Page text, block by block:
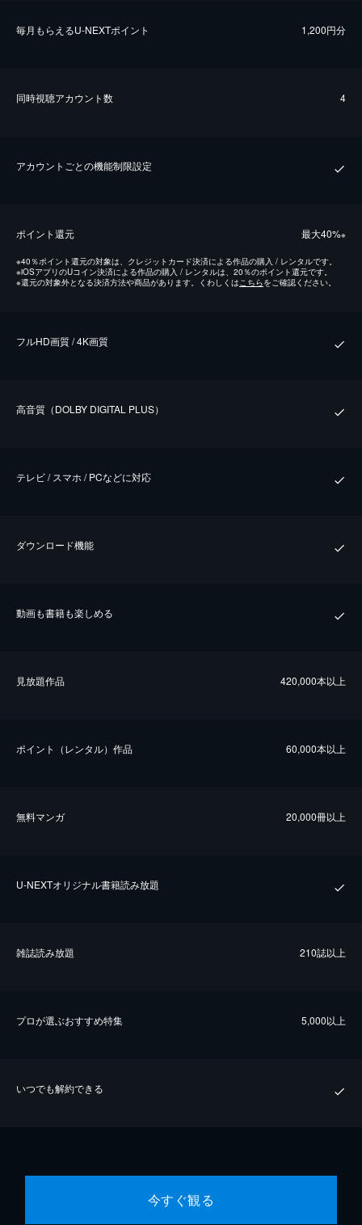
毎⽉もらえるU-NEXTポイント 1,200円分
同時視聴アカウント数 4
アカウントごとの機能制限設定
ポイント還元 最⼤40%※
※40％ポイント還元の対象は、クレジットカード決済による作品の購入 / レンタルです。
※iOSアプリのUコイン決済による作品の購入 / レンタルは、20％のポイント還元です。
※還元の対象外となる決済方法や商品があります。くわしくはこちらをご確認ください。
フルHD画質 / 4K画質
⾼⾳質（DOLBY DIGITAL PLUS）
テレビ / スマホ / PCなどに対応
ダウンロード機能
動画も書籍も楽しめる
⾒放題作品 420,000本以上
ポイント（レンタル）作品 60,000本以上
無料マンガ 20,000冊以上
U-NEXTオリジナル書籍読み放題
雑誌読み放題 210誌以上
プロが選ぶおすすめ特集 5,000以上
いつでも解約できる
今すぐ観る